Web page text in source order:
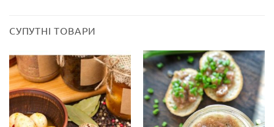
СУПУТНІ ТОВАРИ